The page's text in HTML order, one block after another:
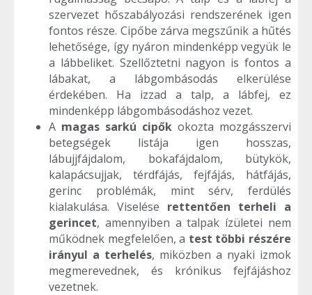
szervezet hőszabályozási rendszerének igen
fontos része. Cipőbe zárva megszűnik a hűtés
lehetősége, így nyáron mindenképp vegyük le
a lábbeliket. Szellőztetni nagyon is fontos a
lábakat, a lábgombásodás elkerülése
érdekében. Ha izzad a talp, a lábfej, ez
mindenképp lábgombásodáshoz vezet.
A magas sarkú cipők okozta mozgásszervi
betegségek listája igen hosszas,
lábujjfájdalom, bokafájdalom, bütykök,
kalapácsujjak, térdfájás, fejfájás, hátfájás,
gerinc problémák, mint sérv, ferdülés
kialakulása. Viselése rettentően terheli a
gerincet, amennyiben a talpak ízületei nem
működnek megfelelően, a test többi részére
irányul a terhelés, miközben a nyaki izmok
megmerevednek, és krónikus fejfájáshoz
vezetnek.